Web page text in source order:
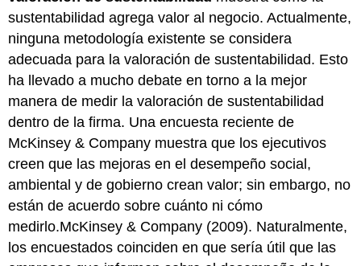
sustentabilidad agrega valor al negocio. Actualmente,
ninguna metodología existente se considera
adecuada para la valoración de sustentabilidad. Esto
ha llevado a mucho debate en torno a la mejor
manera de medir la valoración de sustentabilidad
dentro de la firma. Una encuesta reciente de
McKinsey & Company muestra que los ejecutivos
creen que las mejoras en el desempeño social,
ambiental y de gobierno crean valor; sin embargo, no
están de acuerdo sobre cuánto ni cómo
medirlo.McKinsey & Company (2009). Naturalmente,
los encuestados coinciden en que sería útil que las